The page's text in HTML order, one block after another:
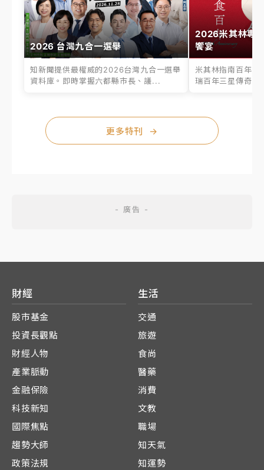
2026 台灣九合一選舉
知新聞提供最權威的2026台灣九合一選舉
資料庫。即時掌握六都縣市長、議...
2026米其林專
饗宴
米其林指南百年之
瑞百年三星傳奇、
更多特刊 →
財經
股市基金
投資長觀點
財經人物
產業脈動
金融保險
科技新知
國際焦點
趨勢大師
政策法規
生活
交通
旅遊
食尚
醫藥
消費
文教
職場
知天氣
知運勢